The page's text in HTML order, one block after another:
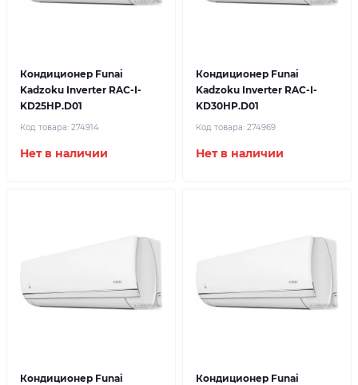
Кондиционер Funai
Kadzoku Inverter RAC-I-
KD25HP.D01
Код товара: 274914
Нет в наличии
Кондиционер Funai
Kadzoku Inverter RAC-I-
KD30HP.D01
Код товара: 274969
Нет в наличии
Кондиционер Funai
Кондиционер Funai